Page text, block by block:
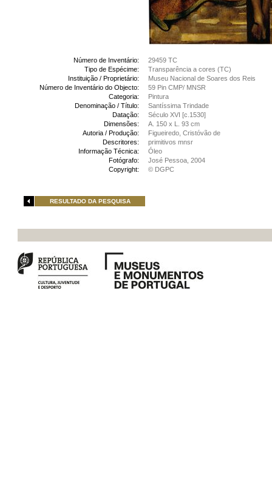
Número de Inventário:
29459 TC
Tipo de Espécime:
Transparência a cores (TC)
Instituição / Proprietário:
Museu Nacional de Soares dos Reis
Número de Inventário do Objecto:
59 Pin CMP/ MNSR
Categoria:
Pintura
Denominação / Título:
Santíssima Trindade
Datação:
Século XVI [c.1530]
Dimensões:
A. 150 x L. 93 cm
Autoria / Produção:
Figueiredo, Cristóvão de
Descritores:
primitivos mnsr
Informação Técnica:
Óleo
Fotógrafo:
José Pessoa, 2004
Copyright:
© DGPC
RESULTADO DA PESQUISA